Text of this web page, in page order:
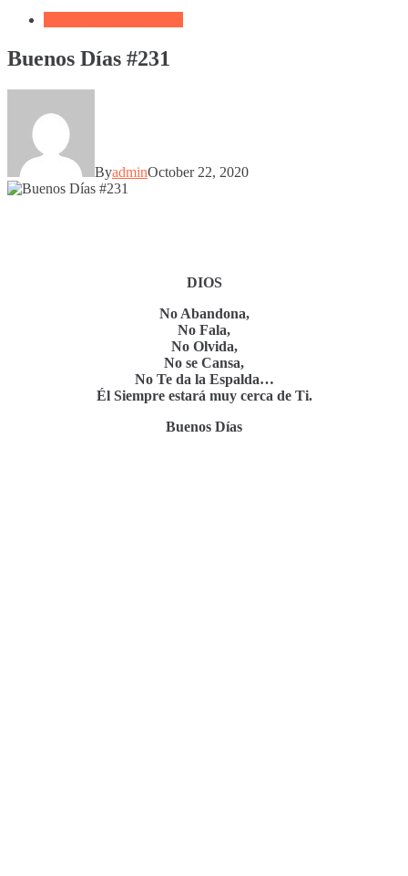
Buenos Días #231
ByadminOctober 22, 2020
DIOS
No Abandona,
No Fala,
No Olvida,
No se Cansa,
No Te da la Espalda…
Él Siempre estará muy cerca de Ti.
Buenos Días